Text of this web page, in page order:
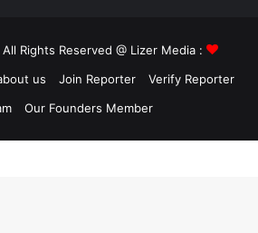
Rights Reserved @ Lizer Media :
us Join Reporter
Verify Reporter
Our Founders Member